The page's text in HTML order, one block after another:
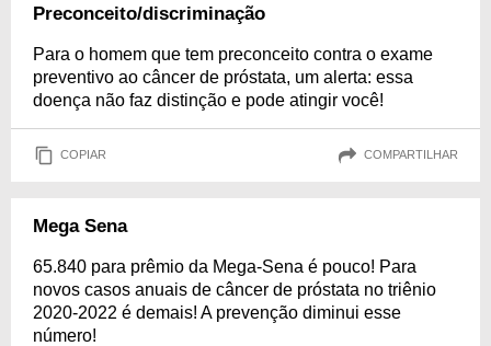
Preconceito/discriminação
Para o homem que tem preconceito contra o exame
preventivo ao câncer de próstata, um alerta: essa
doença não faz distinção e pode atingir você!
COPIAR COMPARTILHAR
Mega Sena
65.840 para prêmio da Mega-Sena é pouco! Para
novos casos anuais de câncer de próstata no triênio
2020-2022 é demais! A prevenção diminui esse
número!